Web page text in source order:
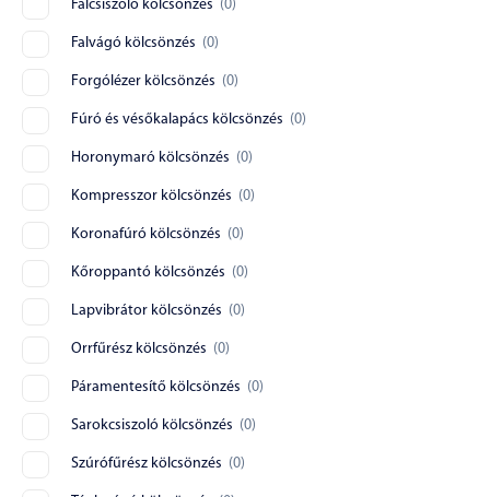
Falcsiszoló kölcsönzés (0)
Falvágó kölcsönzés (0)
Forgólézer kölcsönzés (0)
Fúró és vésőkalapács kölcsönzés (0)
Horonymaró kölcsönzés (0)
Kompresszor kölcsönzés (0)
Koronafúró kölcsönzés (0)
Kőroppantó kölcsönzés (0)
Lapvibrátor kölcsönzés (0)
Orrfűrész kölcsönzés (0)
Páramentesítő kölcsönzés (0)
Sarokcsiszoló kölcsönzés (0)
Szúrófűrész kölcsönzés (0)